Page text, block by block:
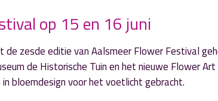
op 15 en 16 juni
zesde editie van Aalsmeer Flower Festival
de Historische Tuin en het nieuwe Flower
bloemdesign voor het voetlicht gebracht.